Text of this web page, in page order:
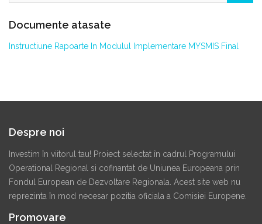
Documente atasate
Instructiune Rapoarte In Modulul Implementare MYSMIS Final
Despre noi
Investim în viitorul tau! Proiect selectat în cadrul Programului
Operational Regional si cofinantat de Uniunea Europeana prin
Fondul European de Dezvoltare Regionala. Acest site web nu
reprezinta în mod necesar pozitia oficiala a Comisiei Europene.
Promovare